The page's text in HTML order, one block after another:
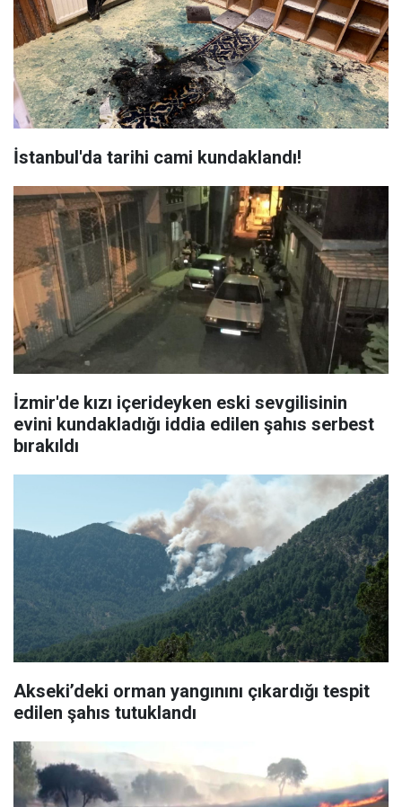
İstanbul'da tarihi cami kundaklandı!
İzmir'de kızı içerideyken eski sevgilisinin
evini kundakladığı iddia edilen şahıs serbest
bırakıldı
Akseki’deki orman yangınını çıkardığı tespit
edilen şahıs tutuklandı